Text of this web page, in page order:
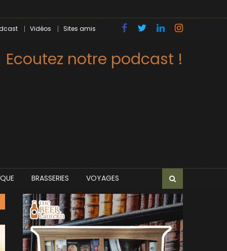
Vidéos Sites amis
Ecoutez notre podcast !
BRASSERIES VOYAGES